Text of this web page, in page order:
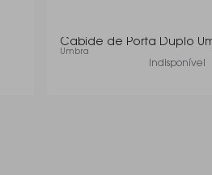
Cabide de Porta Duplo
Umbra
Indisponível